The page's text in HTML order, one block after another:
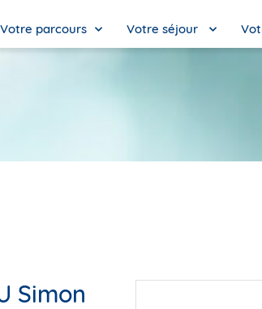
Votre parcours Votre séjour
Simon